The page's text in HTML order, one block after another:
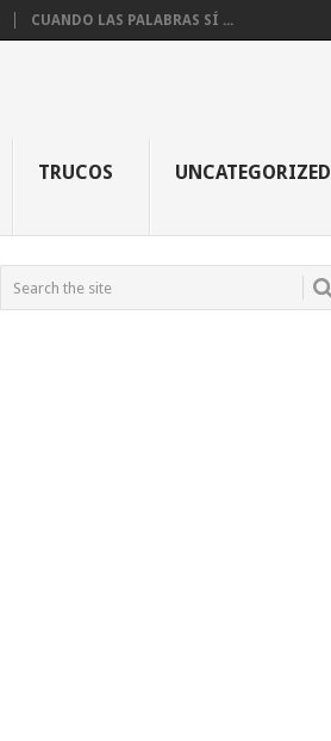
CUANDO LAS PALABRAS SÍ ...
TRUCOS UNCATEGORIZED